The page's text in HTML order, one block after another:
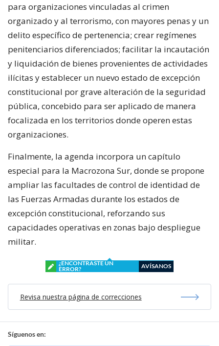
para organizaciones vinculadas al crimen
organizado y al terrorismo, con mayores penas y un
delito específico de pertenencia; crear regímenes
penitenciarios diferenciados; facilitar la incautación
y liquidación de bienes provenientes de actividades
ilícitas y establecer un nuevo estado de excepción
constitucional por grave alteración de la seguridad
pública, concebido para ser aplicado de manera
focalizada en los territorios donde operen estas
organizaciones.
Finalmente, la agenda incorpora un capítulo
especial para la Macrozona Sur, donde se propone
ampliar las facultades de control de identidad de
las Fuerzas Armadas durante los estados de
excepción constitucional, reforzando sus
capacidades operativas en zonas bajo despliegue
militar.
¿ENCONTRASTE UN
ERROR?
AVÍSANOS
Revisa nuestra página de correcciones
Síguenos en: